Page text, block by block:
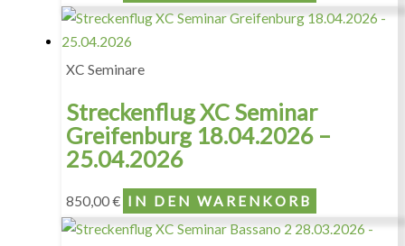
XC Seminare
Streckenflug XC Seminar
Greifenburg 18.04.2026 –
25.04.2026
850,00€ IN DEN WARENKORB